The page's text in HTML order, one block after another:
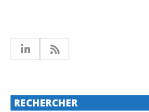
RECHERCHER